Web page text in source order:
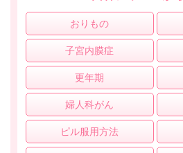
おりもの
子宮内膜症
更年期
婦人科がん
ピル服用方法